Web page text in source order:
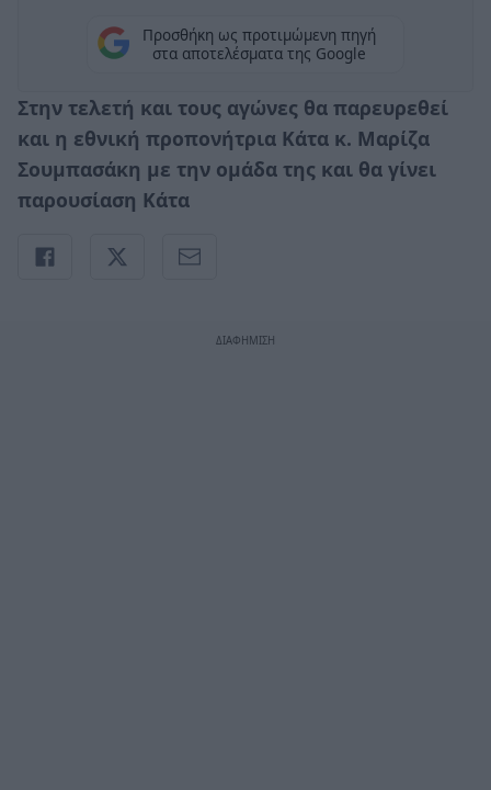
Προσθήκη ως προτιμώμενη πηγή
στα αποτελέσματα της Google
Στην τελετή και τους αγώνες θα παρευρεθεί
και η εθνική προπονήτρια Κάτα κ. Μαρίζα
Σουμπασάκη με την ομάδα της και θα γίνει
παρουσίαση Κάτα